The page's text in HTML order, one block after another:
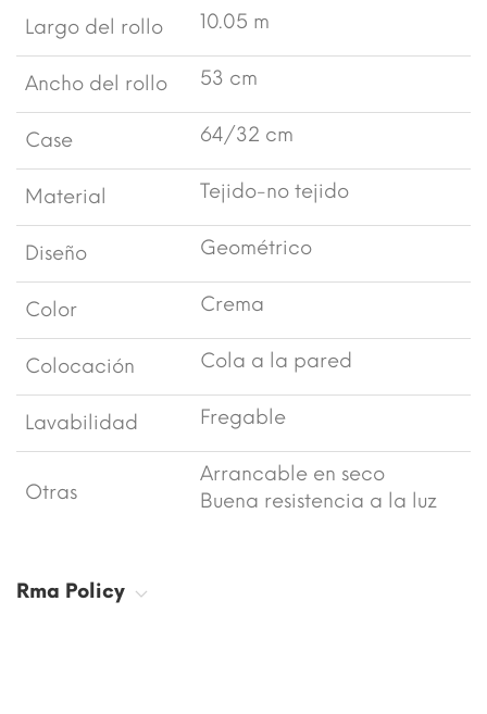
Largo del rollo 10.05 m
Ancho del rollo 53 cm
Case 64/32 cm
Material Tejido-no tejido
Diseño Geométrico
Color Crema
Colocación Cola a la pared
Lavabilidad Fregable
Otras
Arrancable en seco
Buena resistencia a la luz
Rma Policy